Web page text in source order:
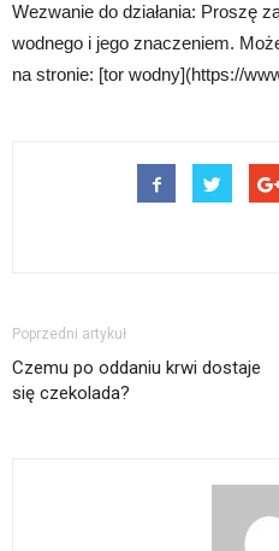
Wezwanie do działania: Proszę
wodnego i jego znaczeniem.
na stronie: [tor wodny](https://
Poprzedni artykuł
Czemu po oddaniu krwi dostaje
się czekolada?